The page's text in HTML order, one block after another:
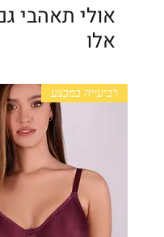
אולי תאהבי
אלו
רביעייה במבצע